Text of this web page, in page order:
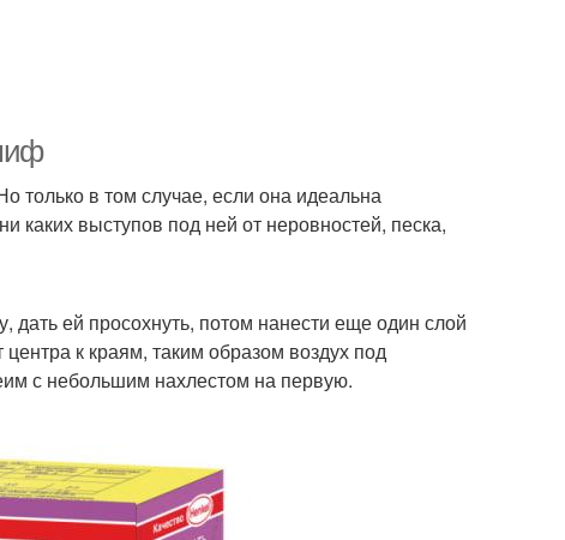
только в том случае, если она идеальна
каких выступов под ней от неровностей, песка,
дать ей просохнуть, потом нанести еще один слой
к краям, таким образом воздух под
с небольшим нахлестом на первую.